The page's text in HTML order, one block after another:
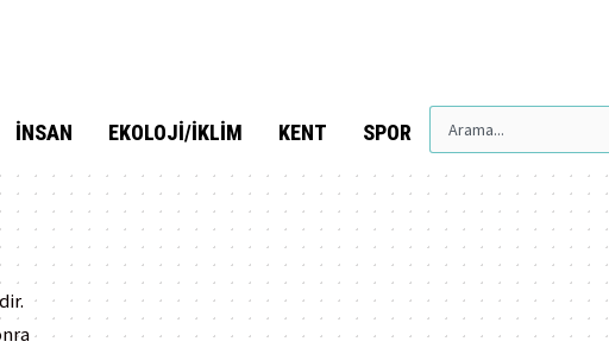
İNSAN EKOLOJI/İKLIM KENT SPOR